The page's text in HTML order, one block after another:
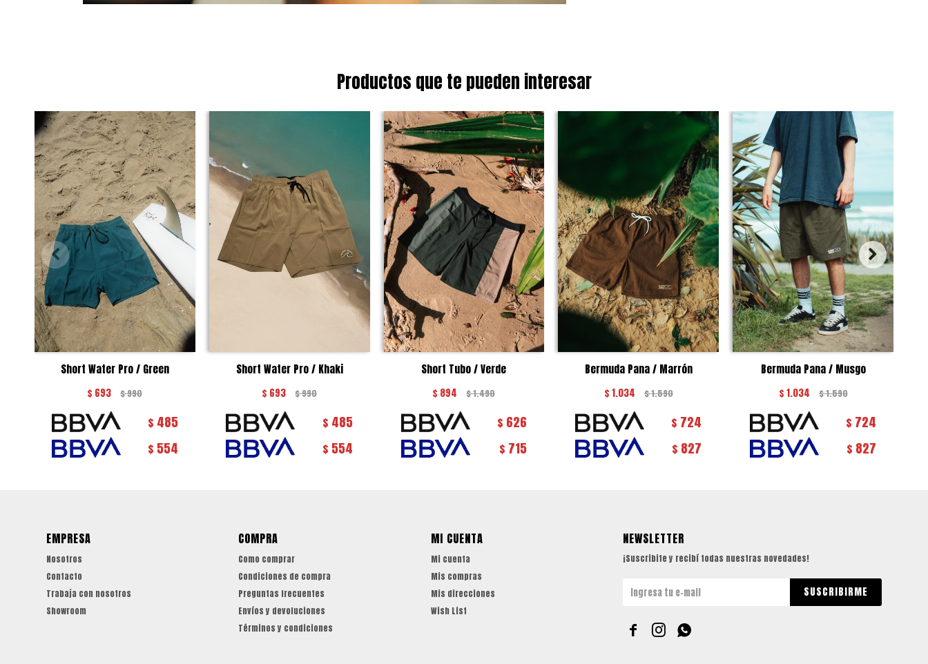
Productos que te pueden interesar
Short Water Pro / Green
$ 693 $990
$ 485
$ 554
Short Water Pro / Khaki
$ 693 $990
$ 485
$ 554
Short Tubo / Verde
$ 894 $1.490
$ 626
$ 715
Bermuda Pana / Marrón
$1.034 $1.590
$ 724
$ 827
Bermuda Pana / Musgo
$1.034 $1.590
$ 724
$ 827
EMPRESA
Nosotros
Contacto
Trabaja con nosotros
Showroom
COMPRA
Como comprar
Condiciones de compra
Preguntas frecuentes
Envíos y devoluciones
Términos y condiciones
MI CUENTA
Mi cuenta
Mis compras
Mis direcciones
Wish List
NEWSLETTER
¡Suscribite y recibí todas nuestras novedades!
SUSCRIBIRME
  